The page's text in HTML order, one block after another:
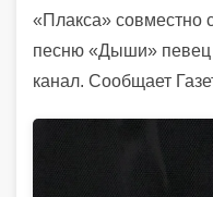
«Плакса» совместно
песню «Дыши» певец
канал. Сообщает